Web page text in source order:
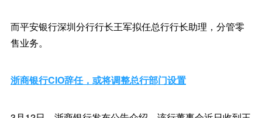
而平安银行深圳分行行长王军拟任总行行长助理，分管零
售业务。
浙商银行CIO辞任，或将调整总行部门设置